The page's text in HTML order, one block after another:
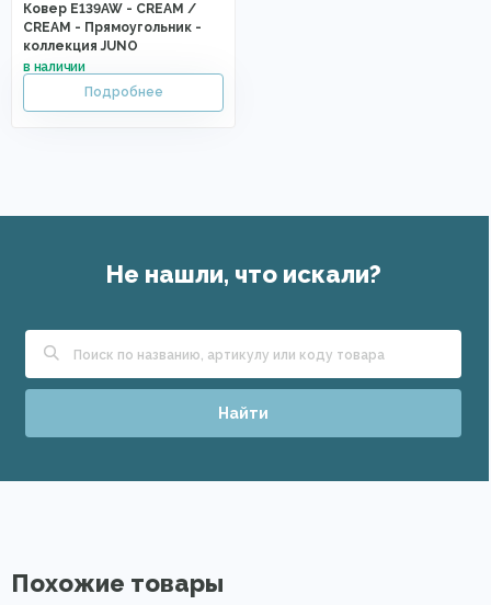
Ковер E139AW - CREAM /
CREAM - Прямоугольник -
коллекция JUNO
Не нашли, что искали?
Найти
Похожие товары